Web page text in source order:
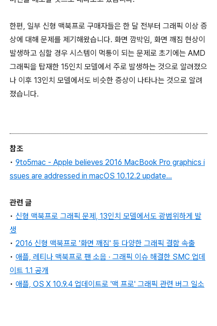
한편, 일부 신형 맥북프로 구매자들은 한 달 전부터 그래픽 이상 증
상에 대해 문제를 제기해왔습니다. 화면 깜박임, 화면 깨짐 현상이
발생하고 심할 경우 시스템이 먹통이 되는 문제로 초기에는 AMD
그래픽을 탑재한 15인치 모델에서 주로 발생하는 것으로 알려졌으
나 이후 13인치 모델에서도 비슷한 증상이 나타나는 것으로 알려
졌습니다.
참조
• 9to5mac - Apple believes 2016 MacBook Pro graphics i
ssues are addressed in macOS 10.12.2 update…
관련 글
• 신형 맥북프로 그래픽 문제, 13인치 모델에서도 광범위하게 발
생
• 2016 신형 맥북프로 '화면 깨짐' 등 다양한 그래픽 결함 속출
• 애플, 레티나 맥북프로 팬 소음 · 그래픽 이슈 해결한 SMC 업데
이트 1.1 공개
• 애플, OS X 10.9.4 업데이트로 '맥 프로' 그래픽 관련 버그 일소